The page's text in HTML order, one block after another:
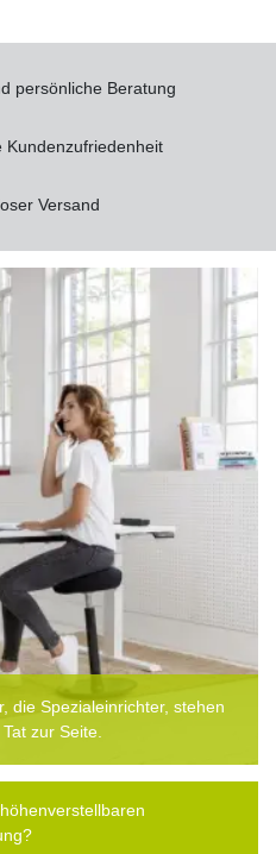
persönliche Beratung
Kundenzufriedenheit
Versand
die Spezialeinrichter, stehen
zur Seite.